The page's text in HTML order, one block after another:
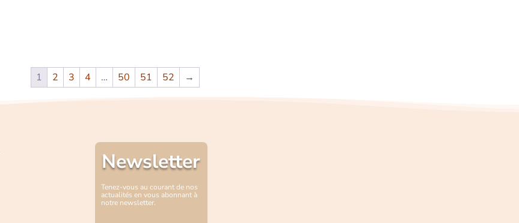
1 2 3 4 … 50 51 52 →
Newsletter
Tenez-vous au courant de nos
actualités en vous abonnant à
notre newsletter.